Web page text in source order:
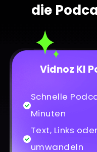
die
Vidnoz KI
Schnelle
Minuten
Text, Links
umwandeln